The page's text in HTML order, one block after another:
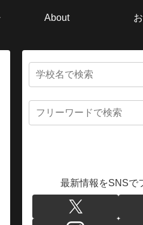
About
最新情報をSNSで